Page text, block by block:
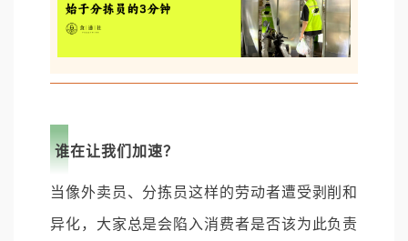
谁在让我们加速？
当像外卖员、分拣员这样的劳动者遭受剥削和
异化，大家总是会陷入消费者是否该为此负责